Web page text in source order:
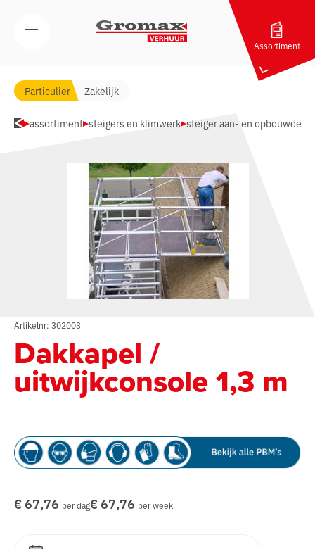
Open/Sluit mobiel menu
Assortiment
Particulier Zakelijk
assortiment steigers en klimwerk steiger aan- en opbouwdelen
Artikelnr: 302003
Dakkapel /
uitwijkconsole 1,3 m
€ 67,76 per dag€ 67,76 per week